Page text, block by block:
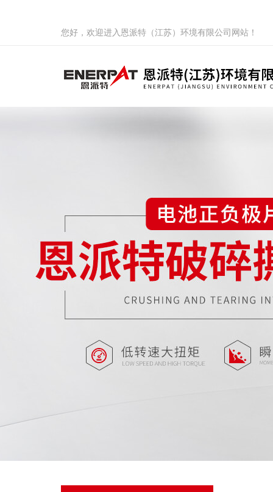
您好，欢迎进入恩派特（江苏）环境有限公司网站！